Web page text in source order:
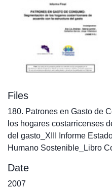
Files
180. Patrones en Gasto de
los hogares costarricenses
del gasto_XIII Informe
Humano Sostenible_Libro
Date
2007